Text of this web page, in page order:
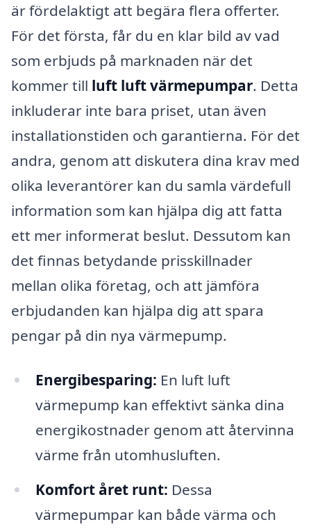
är fördelaktigt att begära flera offerter.
För det första, får du en klar bild av vad
som erbjuds på marknaden när det
kommer till luft luft värmepumpar. Detta
inkluderar inte bara priset, utan även
installationstiden och garantierna. För det
andra, genom att diskutera dina krav med
olika leverantörer kan du samla värdefull
information som kan hjälpa dig att fatta
ett mer informerat beslut. Dessutom kan
det finnas betydande prisskillnader
mellan olika företag, och att jämföra
erbjudanden kan hjälpa dig att spara
pengar på din nya värmepump.
Energibesparing: En luft luft
värmepump kan effektivt sänka dina
energikostnader genom att återvinna
värme från utomhusluften.
Komfort året runt: Dessa
värmepumpar kan både värma och